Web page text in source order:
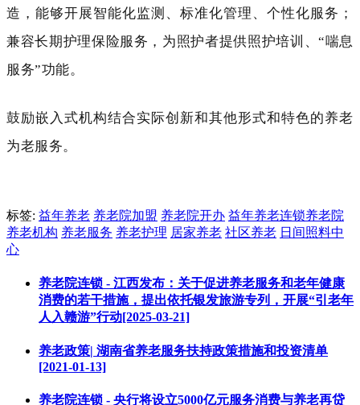
造，能够开展智能化监测、标准化管理、个性化服务；
兼容长期护理保险服务，为照护者提供照护培训、“喘息
服务”功能。
鼓励嵌入式机构结合实际创新和其他形式和特色的养老
为老服务。
标签: 益年养老 养老院加盟 养老院开办 益年养老连锁养老院
养老机构 养老服务 养老护理 居家养老 社区养老 日间照料中
心
养老院连锁 - 江西发布：关于促进养老服务和老年健康
消费的若干措施，提出依托银发旅游专列，开展“引老年
人入赣游”行动[2025-03-21]
养老政策| 湖南省养老服务扶持政策措施和投资清单
[2021-01-13]
养老院连锁 - 央行将设立5000亿元服务消费与养老再贷